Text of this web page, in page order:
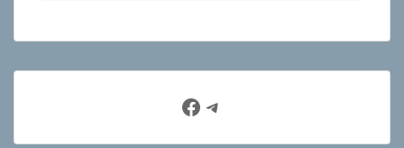
Facebook
Telegram